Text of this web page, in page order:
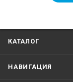
КАТАЛОГ
НАВИГАЦИЯ